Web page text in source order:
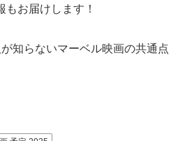
お届けします！
知らないマーベル映画の共通点